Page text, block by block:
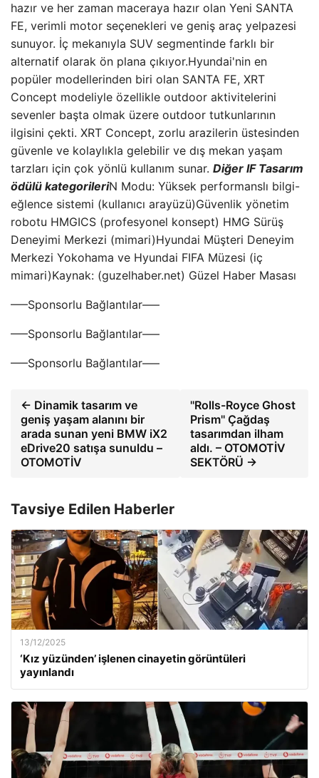
hazır ve her zaman maceraya hazır olan Yeni SANTA
FE, verimli motor seçenekleri ve geniş araç yelpazesi
sunuyor. İç mekanıyla SUV segmentinde farklı bir
alternatif olarak ön plana çıkıyor.Hyundai'nin en
popüler modellerinden biri olan SANTA FE, XRT
Concept modeliyle özellikle outdoor aktivitelerini
sevenler başta olmak üzere outdoor tutkunlarının
ilgisini çekti. XRT Concept, zorlu arazilerin üstesinden
güvenle ve kolaylıkla gelebilir ve dış mekan yaşam
tarzları için çok yönlü kullanım sunar. Diğer IF Tasarım
ödülü kategorileriN Modu: Yüksek performanslı bilgi-
eğlence sistemi (kullanıcı arayüzü)Güvenlik yönetim
robotu HMGICS (profesyonel konsept) HMG Sürüş
Deneyimi Merkezi (mimari)Hyundai Müşteri Deneyim
Merkezi Yokohama ve Hyundai FIFA Müzesi (iç
mimari)Kaynak: (guzelhaber.net) Güzel Haber Masası
—–Sponsorlu Bağlantılar—–
—–Sponsorlu Bağlantılar—–
—–Sponsorlu Bağlantılar—–
← Dinamik tasarım ve
geniş yaşam alanını bir
arada sunan yeni BMW iX2
eDrive20 satışa sunuldu –
OTOMOTİV
''Rolls-Royce Ghost
Prism'' Çağdaş
tasarımdan ilham
aldı. – OTOMOTİV
SEKTÖRÜ →
Tavsiye Edilen Haberler
13/12/2025
‘Kız yüzünden’ işlenen cinayetin görüntüleri
yayınlandı